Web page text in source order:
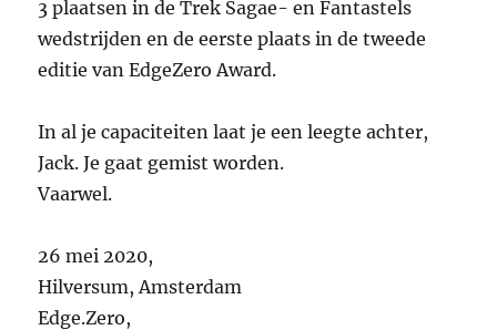
3 plaatsen in de Trek Sagae- en Fantastels
wedstrijden en de eerste plaats in de tweede
editie van EdgeZero Award.
In al je capaciteiten laat je een leegte achter,
Jack. Je gaat gemist worden.
Vaarwel.
26 mei 2020,
Hilversum, Amsterdam
Edge.Zero,